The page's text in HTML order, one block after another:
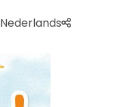
Nederlands